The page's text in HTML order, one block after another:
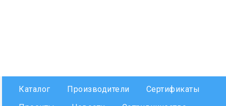
Каталог Производители
Сертификаты